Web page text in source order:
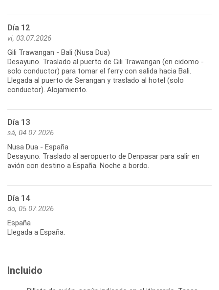
Día 12
vi, 03.07.2026
Gili Trawangan - Bali (Nusa Dua)
Desayuno. Traslado al puerto de Gili Trawangan (en cidomo -
solo conductor) para tomar el ferry con salida hacia Bali.
Llegada al puerto de Serangan y traslado al hotel (solo
conductor). Alojamiento.
Día 13
sá, 04.07.2026
Nusa Dua - España
Desayuno. Traslado al aeropuerto de Denpasar para salir en
avión con destino a España. Noche a bordo.
Día 14
do, 05.07.2026
España
Llegada a España.
Incluido